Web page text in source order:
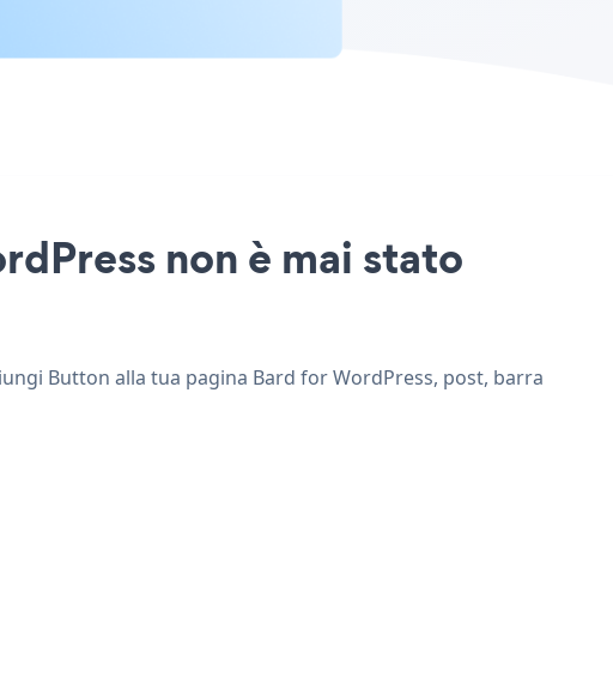
non è mai stato
Button alla tua pagina Bard for WordPress, post, barra